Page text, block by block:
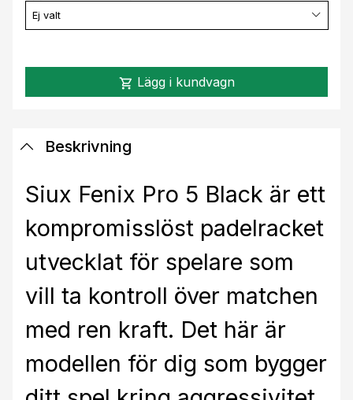
Ej valt
shopping_cart Lägg i kundvagn
Beskrivning
Siux Fenix Pro 5 Black är ett
kompromisslöst padelracket
utvecklat för spelare som
vill ta kontroll över matchen
med ren kraft. Det här är
modellen för dig som bygger